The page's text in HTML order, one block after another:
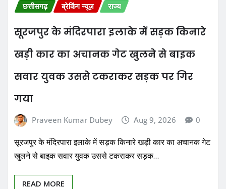
छत्तीसगढ़ ब्रेकिंग न्यूज़ राज्य
सूरजपुर के मंदिरपारा इलाके में सड़क किनारे
खड़ी कार का अचानक गेट खुलने से बाइक
सवार युवक उससे टकराकर सड़क पर गिर
गया
Praveen Kumar Dubey Aug 9, 2026 0
सूरजपुर के मंदिरपारा इलाके में सड़क किनारे खड़ी कार का अचानक गेट
खुलने से बाइक सवार युवक उससे टकराकर सड़क…
READ MORE